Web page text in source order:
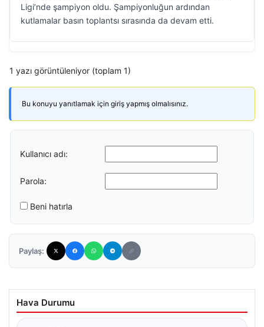
Ligi’nde şampiyon oldu. Şampiyonluğun ardından
kutlamalar basın toplantsı sırasında da devam etti.
1 yazı görüntüleniyor (toplam 1)
Bu konuyu yanıtlamak için giriş yapmış olmalısınız.
Kullanıcı adı:
Parola:
Beni hatırla
Paylaş:
Hava Durumu